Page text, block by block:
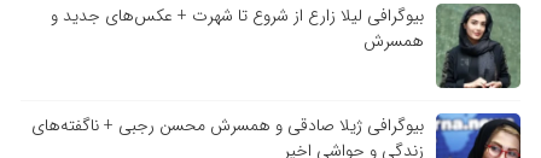
بیوگرافی لیلا زارع از شروع تا شهرت + عکس‌های جدید و
همسرش
بیوگرافی ژیلا صادقی و همسرش محسن رجبی + ناگفته‌های
زندگی و حواشی اخیر